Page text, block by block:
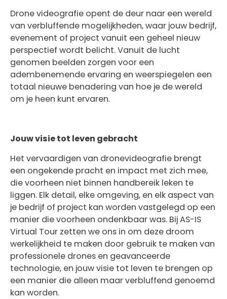
Drone videografie opent de deur naar een wereld
van verbluffende mogelijkheden, waar jouw bedrijf,
evenement of project vanuit een geheel nieuw
perspectief wordt belicht. Vanuit de lucht
genomen beelden zorgen voor een
adembenemende ervaring en weerspiegelen een
totaal nieuwe benadering van hoe je de wereld
om je heen kunt ervaren.
Jouw visie tot leven gebracht
Het vervaardigen van dronevideografie brengt
een ongekende pracht en impact met zich mee,
die voorheen niet binnen handbereik leken te
liggen. Elk detail, elke omgeving, en elk aspect van
je bedrijf of project kan worden vastgelegd op een
manier die voorheen ondenkbaar was. Bij AS-IS
Virtual Tour zetten we ons in om deze droom
werkelijkheid te maken door gebruik te maken van
professionele drones en geavanceerde
technologie, en jouw visie tot leven te brengen op
een manier die alleen maar verbluffend genoemd
kan worden.